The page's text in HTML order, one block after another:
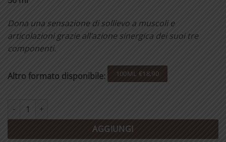
Dona una sensazione di sollievo a muscoli e
articolazioni grazie all’azione sinergica dei suoi tre
componenti.
Altro formato disponibile: 100ML €18,90
Crema Artiglio del diavolo 50 ml quantità
AGGIUNGI